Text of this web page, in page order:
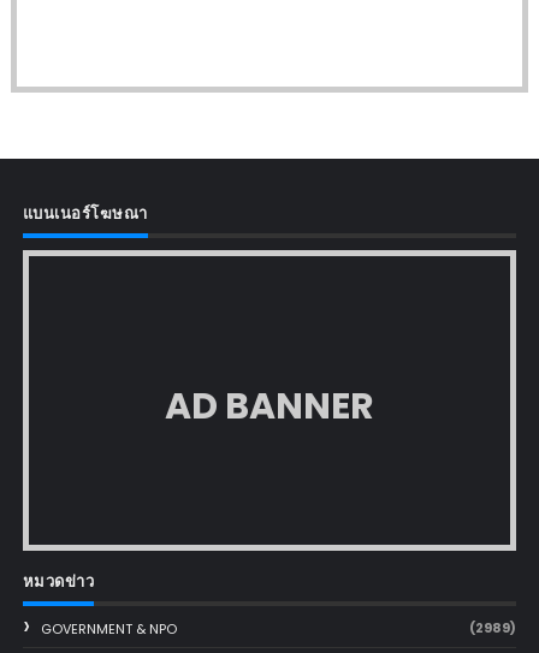
แบนเนอร์โฆษณา
AD BANNER
หมวดข่าว
GOVERNMENT & NPO (2989)